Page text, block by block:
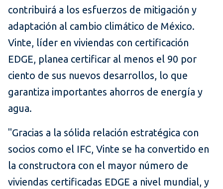
contribuirá a los esfuerzos de mitigación y
adaptación al cambio climático de México.
Vinte, líder en viviendas con certificación
EDGE, planea certificar al menos el 90 por
ciento de sus nuevos desarrollos, lo que
garantiza importantes ahorros de energía y
agua.
"Gracias a la sólida relación estratégica con
socios como el IFC, Vinte se ha convertido en
la constructora con el mayor número de
viviendas certificadas EDGE a nivel mundial, y